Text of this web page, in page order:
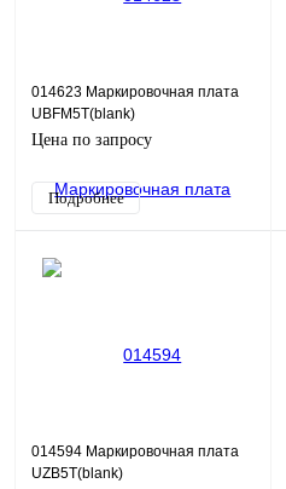
014623 Маркировочная плата
UBFM5T(blank)
Цена по запросу
Подробнее
014594 Маркировочная плата
UZB5T(blank)